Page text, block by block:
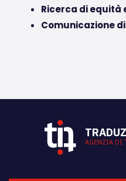
Ricerca di equità
Comunicazione
AGENZIA DI